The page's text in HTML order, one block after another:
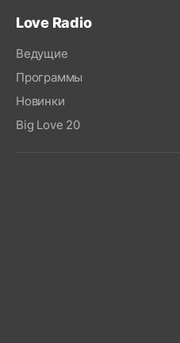
Love Radio
Ведущие
Программы
Новинки
Big Love 20